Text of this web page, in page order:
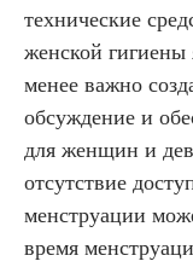
технические
женской
менее важно
обсуждение и
для женщин и
отсутствие
менструации
время